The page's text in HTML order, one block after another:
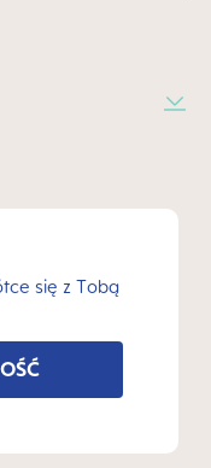
się z Tobą